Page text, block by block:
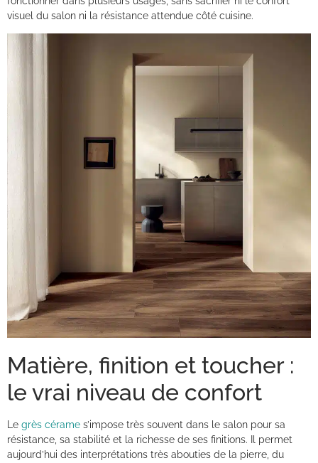
visuel du salon ni la résistance attendue côté cuisine.
Matière, finition et toucher :
le vrai niveau de confort
Le grès cérame s’impose très souvent dans le salon pour sa
résistance, sa stabilité et la richesse de ses finitions. Il permet
aujourd’hui des interprétations très abouties de la pierre, du